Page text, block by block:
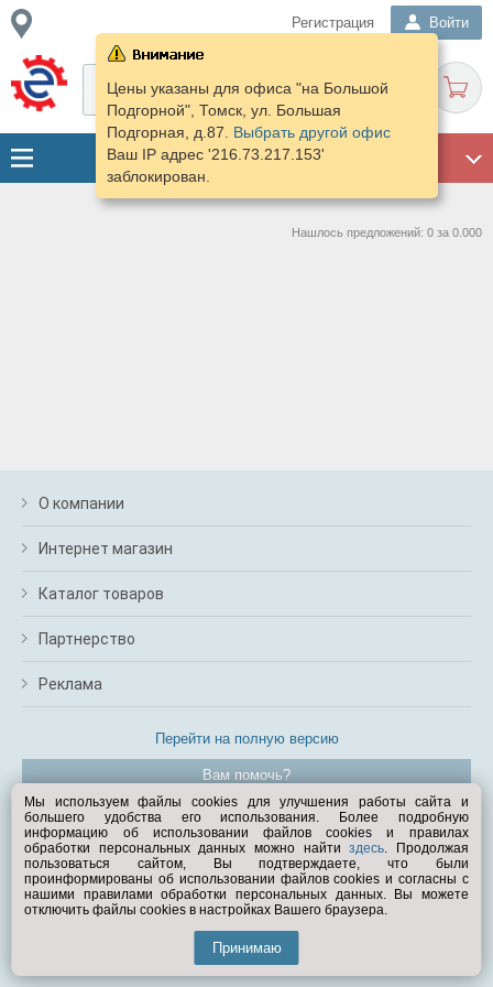
Регистрация Войти
Цены указаны для офиса "на Большой
Подгорной", Томск, ул. Большая
Подгорная, д.87. Выбрать другой офис
Ваш IP адрес '216.73.217.153'
заблокирован.
Нашлось предложений: 0 за 0.000
О компании
Интернет магазин
Каталог товаров
Партнерство
Реклама
Перейти на полную версию
Вам помочь?
© Exist.ru 1998—2026
Мы используем файлы cookies для улучшения работы сайта и
большего удобства его использования. Более подробную
информацию об использовании файлов cookies и правилах
обработки персональных данных можно найтиздесь. Продолжая
пользоваться сайтом, Вы подтверждаете, что были
проинформированы об использовании файлов cookies и согласны с
нашими правилами обработки персональных данных. Вы можете
отключить файлы cookies в настройках Вашего браузера.
Принимаю